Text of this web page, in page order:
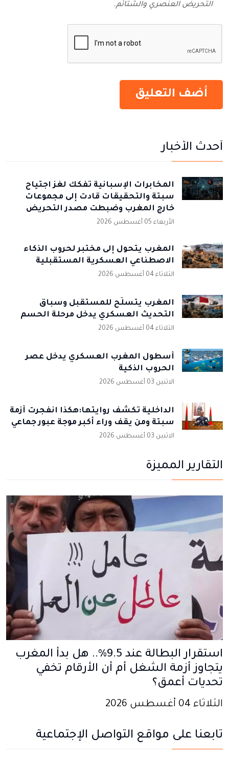
التحريض العنصري والشتائم‬.
أحدث الأخبار
المخابرات الإسبانية تُفكك لغز اجتياح
سبتة والتحقيقات قادت إلى مجموعات
خارج المغرب وضبطت مصدر التحريض
الأربعاء 05 أغسطس 2026
المغرب يتحول إلى مختبر لحروب الذكاء
الاصطناعي العسكرية المستقبلية
الثلاثاء 04 أغسطس 2026
المغرب يتسلّح للمستقبل وسباق
التحديث العسكري يدخل مرحلة الحسم
الثلاثاء 04 أغسطس 2026
أسطول المغرب العسكري يدخل عصر
الحروب الذكية
الاثنين 03 أغسطس 2026
الداخلية تكشف روايتها:هكذا انفجرت أزمة
سبتة ومن يقف وراء أكبر موجة عبور جماعي
الاثنين 03 أغسطس 2026
التقارير المميزة
استقرار البطالة عند 9.5%.. هل بدأ المغرب
يتجاوز أزمة الشغل أم أن الأرقام تخفي
تحديات أعمق؟
الثلاثاء 04 أغسطس 2026
تابعنا على مواقع التواصل الإجتماعية